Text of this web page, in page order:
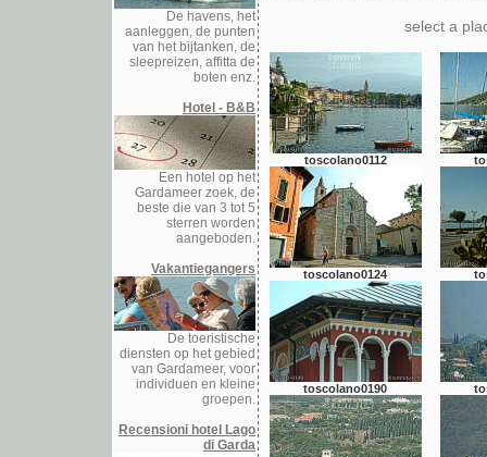
De havens, het
aanleggen, de punten
van het bijtanken, de
sleepreizen, affitta de
boten enz.
Hotel - B&B
Een hotel op het
Gardameer zoek, de
beste die van 3 tot 5
sterren worden
aangeboden.
Vakantiegangers
De toeristische
diensten op het gebied
van Gardameer, voor
individuen en kleine
groepen.
Recensioni hotel Lago
di Garda
select a
toscolano0112
toscolano0124
toscolano0190